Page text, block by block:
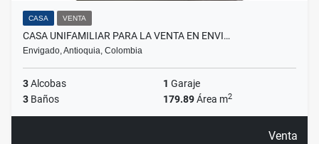
CASA VENTA
CASA UNIFAMILIAR PARA LA VENTA EN ENVI…
Envigado, Antioquia, Colombia
3Alcobas 1 Garaje
3 Baños 179.89Área m2
Venta